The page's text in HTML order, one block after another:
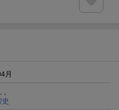
劇 宙組貸切公演ペアチケット
月